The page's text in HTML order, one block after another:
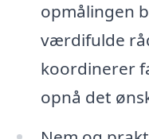
opmålingen
værdifulde
koordinerer
opnå det